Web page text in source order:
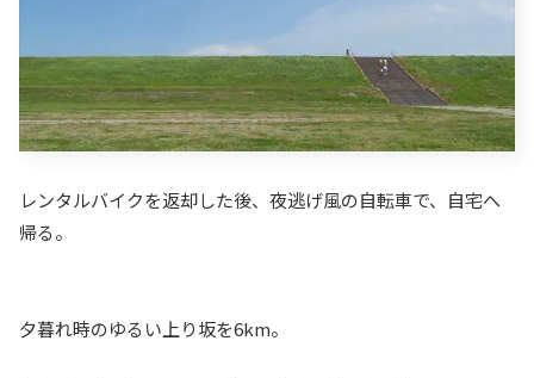
レンタルバイクを返却した後、夜逃げ風の自転車で、自宅へ
帰る。
夕暮れ時のゆるい上り坂を6km。